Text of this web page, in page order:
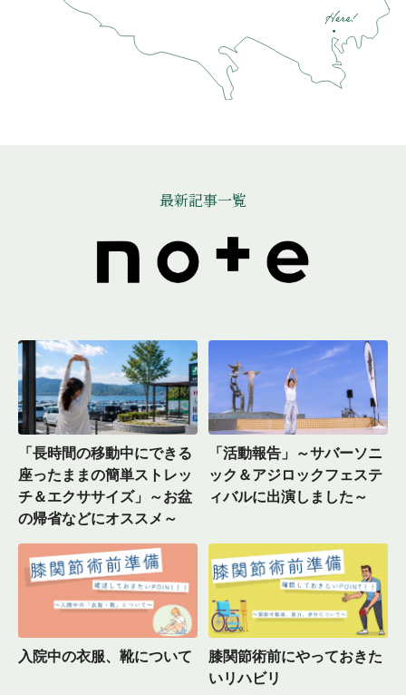
最新記事一覧
「長時間の移動中にできる
座ったままの簡単ストレッ
チ＆エクササイズ」～お盆
の帰省などにオススメ～
「活動報告」～サバーソニ
ック＆アジロックフェステ
ィバルに出演しました～
入院中の衣服、靴について
膝関節術前にやっておきた
いリハビリ